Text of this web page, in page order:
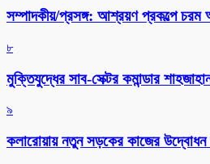
সম্পাদকীয়/প্রসঙ্গ: আশ্রয়ণ প্রকল্পে চরম
৮
মুক্তিযুদ্ধের সাব-সেক্টর কমান্ডার
৯
কলারোয়ায় নতুন সড়কের কাজের